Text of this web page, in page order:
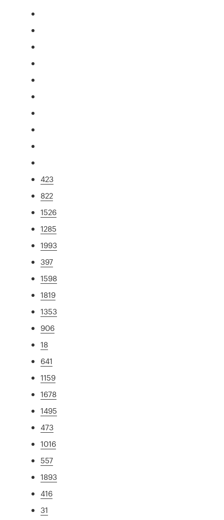
423
822
1526
1285
1993
397
1598
1819
1353
906
18
641
1159
1678
1495
473
1016
557
1893
416
31